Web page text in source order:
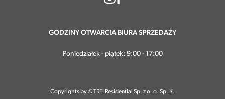
GODZINY OTWARCIA BIURA SPRZEDAŻY
Poniedziałek - piątek: 9:00 - 17:00
Copyrights by © TREI Residential Sp. z o. o. Sp. K.